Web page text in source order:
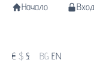
Начало Вход
€ $ £ BG EN